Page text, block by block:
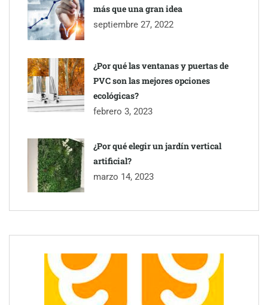
más que una gran idea
septiembre 27, 2022
¿Por qué las ventanas y puertas de
PVC son las mejores opciones
ecológicas?
febrero 3, 2023
¿Por qué elegir un jardín vertical
artificial?
marzo 14, 2023